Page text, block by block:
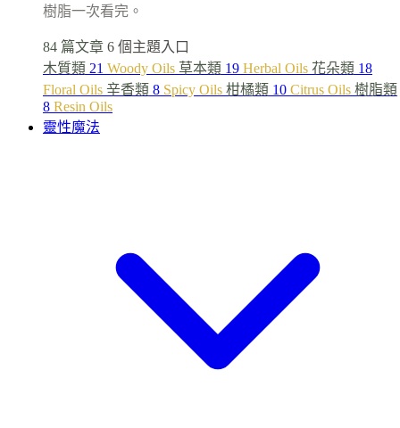
樹脂一次看完。
84 篇文章 6 個主題入口
木質類 21 Woody Oils 草本類 19 Herbal Oils 花朵類 18
Floral Oils 辛香類 8 Spicy Oils 柑橘類 10 Citrus Oils 樹脂類
8 Resin Oils
靈性魔法